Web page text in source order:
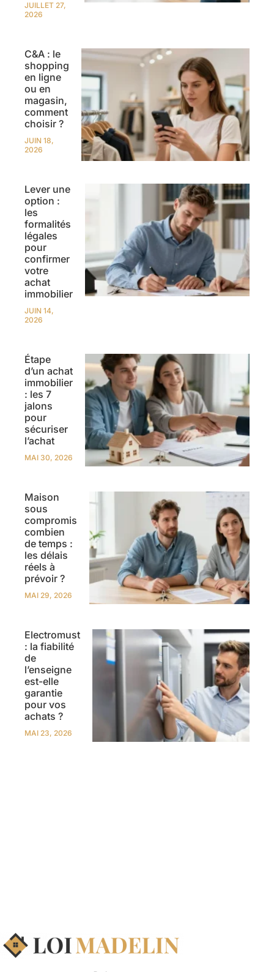
JUILLET 27,
2026
C&A : le
shopping
en ligne
ou en
magasin,
comment
choisir ?
JUIN 18,
2026
Lever une
option :
les
formalités
légales
pour
confirmer
votre
achat
immobilier
JUIN 14,
2026
Étape
d’un achat
immobilier
: les 7
jalons
pour
sécuriser
l’achat
MAI 30, 2026
Maison
sous
compromis
combien
de temps :
les délais
réels à
prévoir ?
MAI 29, 2026
Electromust
: la fiabilité
de
l’enseigne
est-elle
garantie
pour vos
achats ?
MAI 23, 2026